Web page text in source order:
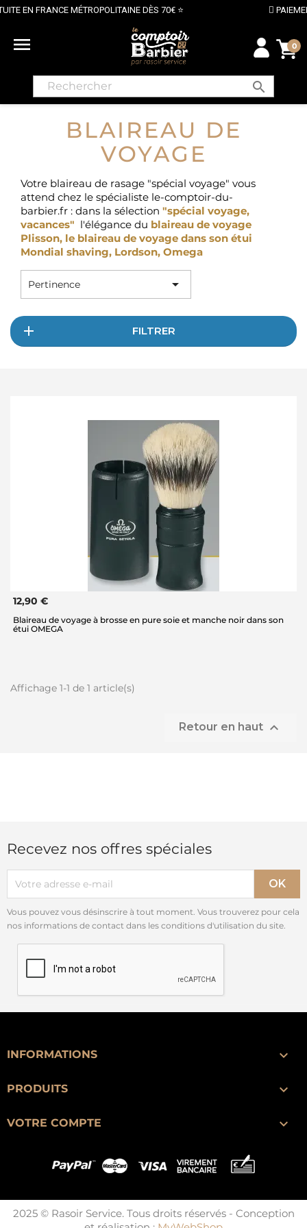
MÉTROPOLITAINE DÈS 70€ ⭐ PAIEMENT
 0
search
BLAIREAU DE
VOYAGE
Votre blaireau de rasage "spécial voyage" vous
attend chez le spécialiste le-comptoir-du-
barbier.fr : dans la sélection "spécial voyage,
vacances" l'élégance du blaireau de voyage
Plisson, le blaireau de voyage dans son étui
Mondial shaving, Lordson, Omega
Pertinence 
FILTRER
12,90 €
Blaireau de voyage à brosse en pure soie et manche noir dans son
étui OMEGA
Affichage 1-1 de 1 article(s)
Retour en haut 
Recevez nos offres spéciales
Vous pouvez vous désinscrire à tout moment. Vous trouverez pour cela
nos informations de contact dans les conditions d'utilisation du site.
INFORMATIONS 
PRODUITS 
VOTRE COMPTE 
2025 © Rasoir Service. Tous droits réservés - Conception